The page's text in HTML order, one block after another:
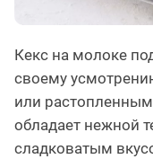
Кекс на молоке
своему
или
обладает нежной
сладковатым